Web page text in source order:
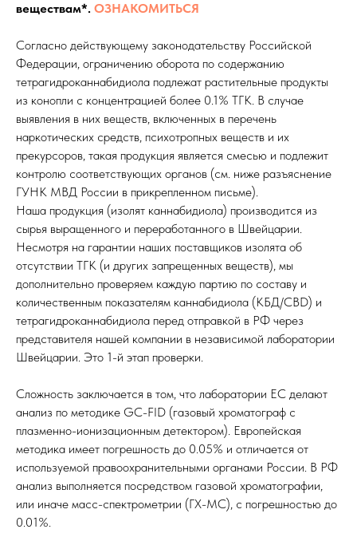
веществам*. ОЗНАКОМИТЬСЯ
Согласно действующему законодательству Российской
Федерации, ограничению оборота по содержанию
тетрагидроканнабидиола подлежат растительные продукты
из конопли с концентрацией более 0.1% ТГК. В случае
выявления в них веществ, включенных в перечень
наркотических средств, психотропных веществ и их
прекурсоров, такая продукция является смесью и подлежит
контролю соответствующих органов (см. ниже разъяснение
ГУНК МВД России в прикрепленном письме).
Наша продукция (изолят каннабидиола) производится из
сырья выращенного и переработанного в Швейцарии.
Несмотря на гарантии наших поставщиков изолята об
отсутствии ТГК (и других запрещенных веществ), мы
дополнительно проверяем каждую партию по составу и
количественным показателям каннабидиола (КБД/CBD) и
тетрагидроканнабидиола перед отправкой в РФ через
представителя нашей компании в независимой лаборатории
Швейцарии. Это 1-й этап проверки.
Сложность заключается в том, что лаборатории ЕС делают
анализ по методике GC-FID (газовый хроматограф с
плазменно-ионизационным детектором). Европейская
методика имеет погрешность до 0.05% и отличается от
используемой правоохранительными органами России. В РФ
анализ выполняется посредством газовой хроматографии,
или иначе масс-спектрометрии (ГХ-МС), с погрешностью до
0.01%.